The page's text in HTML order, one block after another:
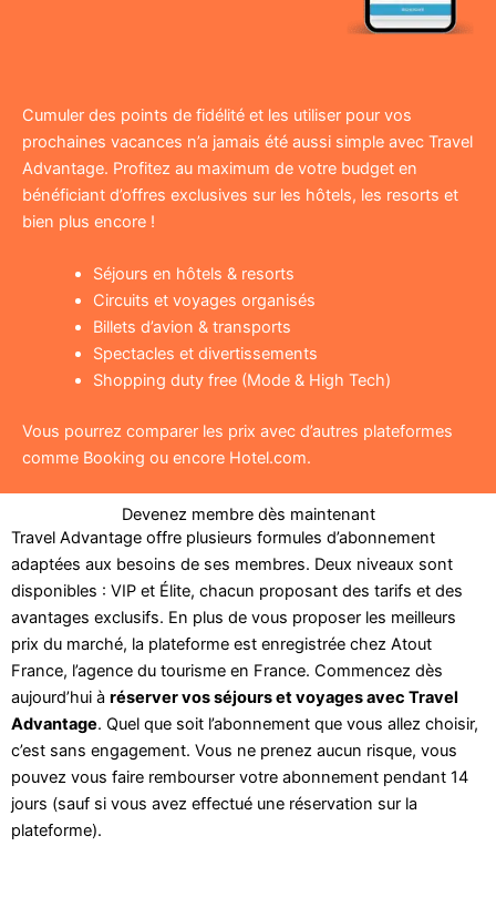
Cumuler des points de fidélité et les utiliser pour vos
prochaines vacances n’a jamais été aussi simple avec Travel
Advantage. Profitez au maximum de votre budget en
bénéficiant d’offres exclusives sur les hôtels, les resorts et
bien plus encore !
Séjours en hôtels & resorts
Circuits et voyages organisés
Billets d’avion & transports
Spectacles et divertissements
Shopping duty free (Mode & High Tech)
Vous pourrez comparer les prix avec d’autres plateformes
comme Booking ou encore Hotel.com.
Devenez membre dès maintenant
Travel Advantage offre plusieurs formules d’abonnement
adaptées aux besoins de ses membres. Deux niveaux sont
disponibles : VIP et Élite, chacun proposant des tarifs et des
avantages exclusifs. En plus de vous proposer les meilleurs
prix du marché, la plateforme est enregistrée chez Atout
France, l’agence du tourisme en France. Commencez dès
aujourd’hui à réserver vos séjours et voyages avec Travel
Advantage. Quel que soit l’abonnement que vous allez choisir,
c’est sans engagement. Vous ne prenez aucun risque, vous
pouvez vous faire rembourser votre abonnement pendant 14
jours (sauf si vous avez effectué une réservation sur la
plateforme).